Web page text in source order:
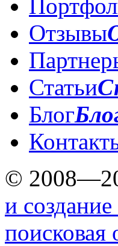
Отзывы
Статьи
Блог
©
и создание
поисковая